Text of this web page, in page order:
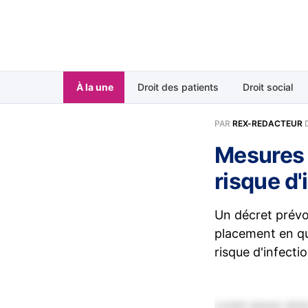
À la une Droit des patients Droit social
PAR REX-REDACTEUR
risque
Un décret
placement en
risque
Lorem ipsum